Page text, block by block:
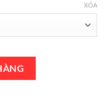
XÓA
Chính Hãng số lượng